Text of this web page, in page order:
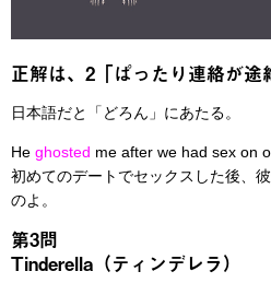
正解は、2「ぱったり連絡が途
日本語だと「どろん」にあたる。
He ghosted me after we had sex on
初めてのデートでセックスした後、
のよ。
第3問
Tinderella（ティンデレラ）